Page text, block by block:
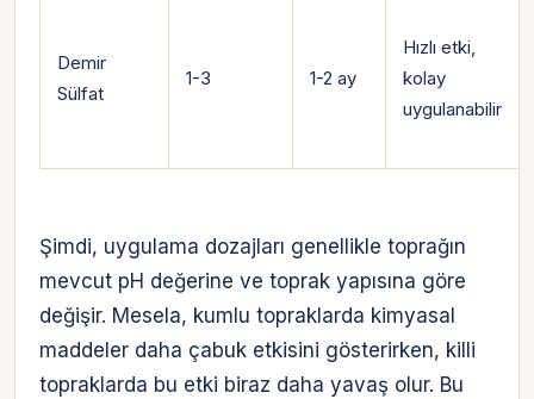
Demir
Sülfat
1-3 1-2 ay
Hızlı etki,
kolay
uygulanabilir
Şimdi, uygulama dozajları genellikle toprağın
mevcut pH değerine ve toprak yapısına göre
değişir. Mesela, kumlu topraklarda kimyasal
maddeler daha çabuk etkisini gösterirken, killi
topraklarda bu etki biraz daha yavaş olur. Bu